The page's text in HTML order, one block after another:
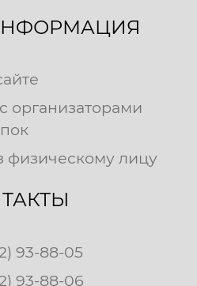
организаторами
физическому лицу
93-88-05
93-88-06